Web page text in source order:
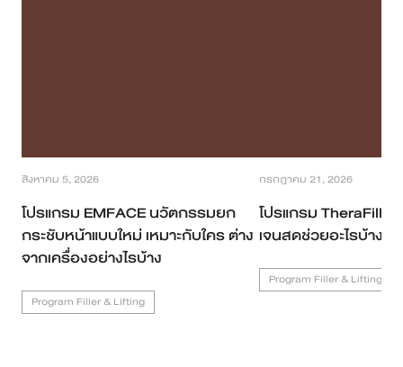
สิงหาคม 5, 2026
โปรแกรม EMFACE นวัตกรรมยก
กระชับหน้าแบบใหม่ เหมาะกับใคร ต่าง
จากเครื่องอย่างไรบ้าง
Program Filler & Lifting
กรกฎาคม 21, 2026
โปรแกรม TheraFill คื
เจนสดช่วยอะไรบ้าง ร
Program Filler & Lifting